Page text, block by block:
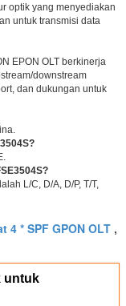
optik yang menyediakan
untuk transmisi data
EPON OLT berkinerja
downstream
dan dukungan untuk
L/C, D/A, D/P, T/T,
4 * SPF GPON OLT ,
untuk